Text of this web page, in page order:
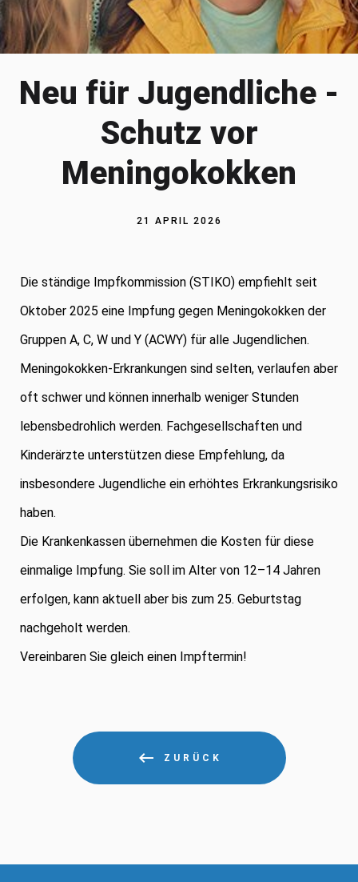
Neu für Jugendliche -
Schutz vor
Meningokokken
21 APRIL 2026
Die ständige Impfkommission (STIKO) empfiehlt seit
Oktober 2025 eine Impfung gegen Meningokokken der
Gruppen A, C, W und Y (ACWY) für alle Jugendlichen.
Meningokokken-Erkrankungen sind selten, verlaufen aber
oft schwer und können innerhalb weniger Stunden
lebensbedrohlich werden. Fachgesellschaften und
Kinderärzte unterstützen diese Empfehlung, da
insbesondere Jugendliche ein erhöhtes Erkrankungsrisiko
haben.
Die Krankenkassen übernehmen die Kosten für diese
einmalige Impfung. Sie soll im Alter von 12–14 Jahren
erfolgen, kann aktuell aber bis zum 25. Geburtstag
nachgeholt werden.
Vereinbaren Sie gleich einen Impftermin!
ZURÜCK